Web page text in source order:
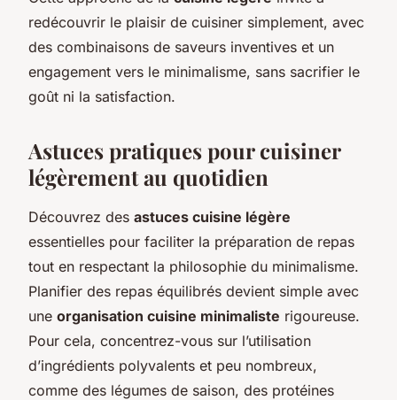
redécouvrir le plaisir de cuisiner simplement, avec
des combinaisons de saveurs inventives et un
engagement vers le minimalisme, sans sacrifier le
goût ni la satisfaction.
Astuces pratiques pour cuisiner
légèrement au quotidien
Découvrez des astuces cuisine légère
essentielles pour faciliter la préparation de repas
tout en respectant la philosophie du minimalisme.
Planifier des repas équilibrés devient simple avec
une organisation cuisine minimaliste rigoureuse.
Pour cela, concentrez-vous sur l’utilisation
d’ingrédients polyvalents et peu nombreux,
comme des légumes de saison, des protéines